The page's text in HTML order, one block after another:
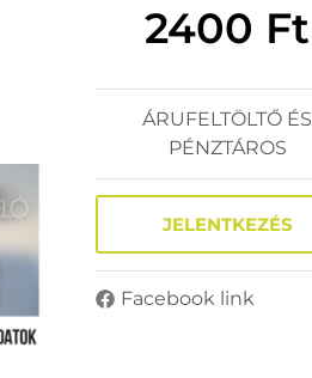
2400 Ft
ÁRUFELTÖLTŐ ÉS
PÉNZTÁROS
JELENTKEZÉS
Facebook link